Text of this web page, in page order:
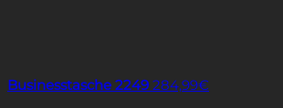
Businesstasche 2249 284,99€